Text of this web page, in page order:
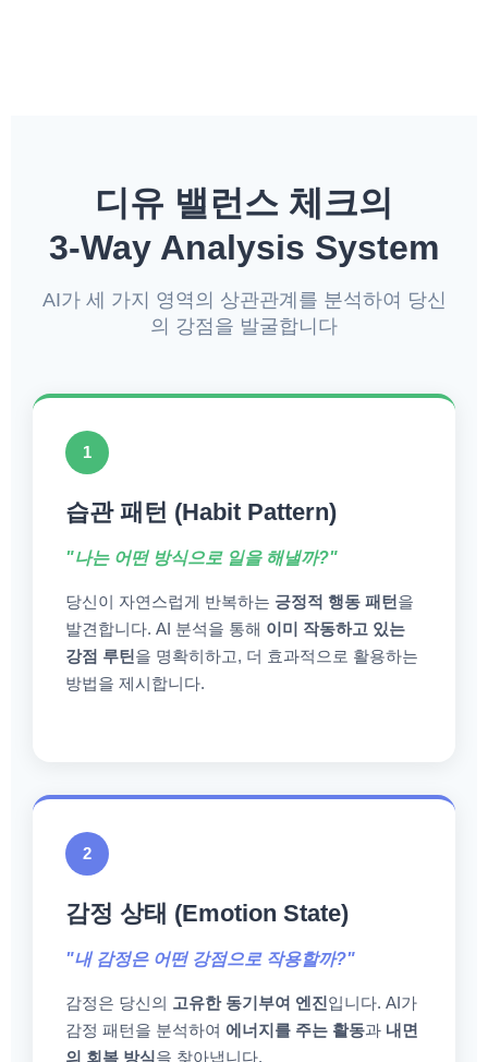
디유 밸런스 체크의
3-Way Analysis System
AI가 세 가지 영역의 상관관계를 분석하여 당신
의 강점을 발굴합니다
1
습관 패턴 (Habit Pattern)
"나는 어떤 방식으로 일을 해낼까?"
당신이 자연스럽게 반복하는 긍정적 행동 패턴을
발견합니다. AI 분석을 통해 이미 작동하고 있는
강점 루틴을 명확히하고, 더 효과적으로 활용하는
방법을 제시합니다.
2
감정 상태 (Emotion State)
"내 감정은 어떤 강점으로 작용할까?"
감정은 당신의 고유한 동기부여 엔진입니다. AI가
감정 패턴을 분석하여 에너지를 주는 활동과 내면
의 회복 방식을 찾아냅니다.